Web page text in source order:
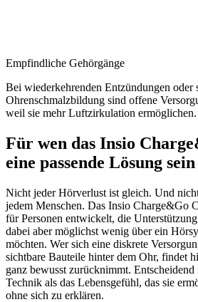
Empfindliche Gehörgänge
Bei wiederkehrenden Entzündungen oder
Ohrenschmalzbildung sind offene
weil sie mehr Luftzirkulation ermöglichen.
Für wen das Insio
eine passende Lösung
Nicht jeder Hörverlust ist gleich. Und
jedem Menschen. Das Insio Charge&Go
für Personen entwickelt, die
dabei aber möglichst wenig über ein
möchten. Wer sich eine diskrete
sichtbare Bauteile hinter dem Ohr, findet
ganz bewusst zurücknimmt.
Technik als das Lebensgefühl, das sie
ohne sich zu erklären.